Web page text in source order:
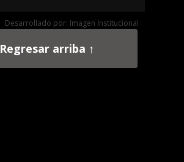
Desarrollado por: Imagen Institucional
Regresar arriba ↑